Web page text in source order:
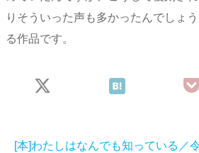
りそういった声も多かったんでしょ
る作品です。
[本]わたしはなんでも知っている／